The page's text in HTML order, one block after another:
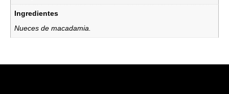
Ingredientes
Nueces de macadamia.